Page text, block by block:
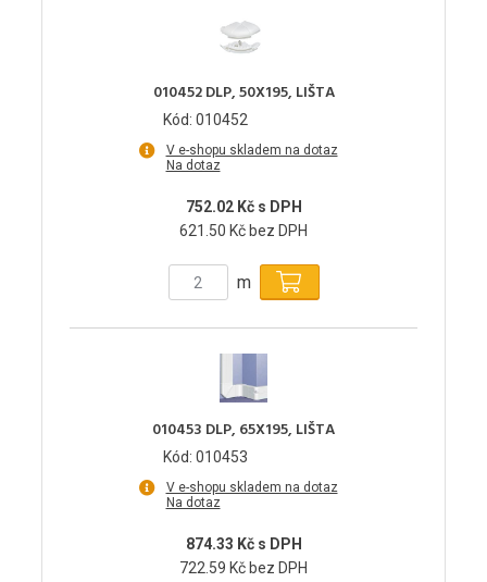
010452 DLP, 50X195, LIŠTA
Kód: 010452
V e-shopu skladem na dotaz
Na dotaz
752.02 Kč s DPH
621.50 Kč bez DPH
m
010453 DLP, 65X195, LIŠTA
Kód: 010453
V e-shopu skladem na dotaz
Na dotaz
874.33 Kč s DPH
722.59 Kč bez DPH